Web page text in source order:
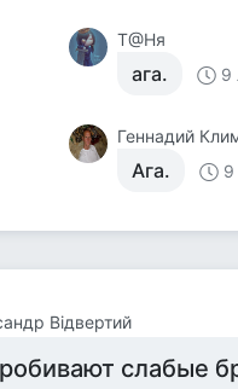
Т@Ня
ага. 9
Геннадий
Ага. 9
Відвертий
слабые